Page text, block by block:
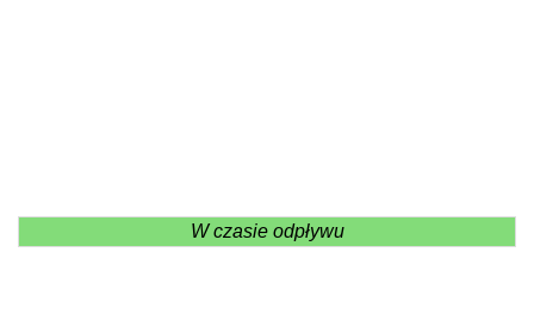
W czasie odpływu